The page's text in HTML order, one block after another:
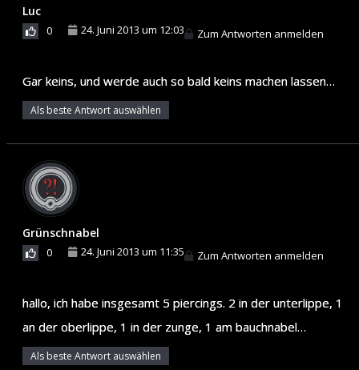
Luc
0 24. Juni 2013 um 12:03 Zum Antworten anmelden
Gar keins, und werde auch so bald keins machen lassen…
Als beste Antwort auswählen
Grünschnabel
0 24. Juni 2013 um 11:35 Zum Antworten anmelden
hallo, ich habe insgesamt 5 piercings. 2 in der unterlippe, 1
an der oberlippe, 1 in der zunge, 1 am bauchnabel…
Als beste Antwort auswählen